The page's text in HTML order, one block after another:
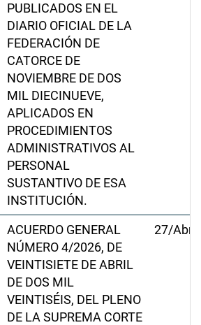
PUBLICADOS EN EL
DIARIO OFICIAL DE LA
FEDERACIÓN DE
CATORCE DE
NOVIEMBRE DE DOS
MIL DIECINUEVE,
APLICADOS EN
PROCEDIMIENTOS
ADMINISTRATIVOS AL
PERSONAL
SUSTANTIVO DE ESA
INSTITUCIÓN.
ACUERDO GENERAL
NÚMERO 4/2026, DE
VEINTISIETE DE ABRIL
DE DOS MIL
VEINTISÉIS, DEL PLENO
DE LA SUPREMA CORTE
27/Abr/